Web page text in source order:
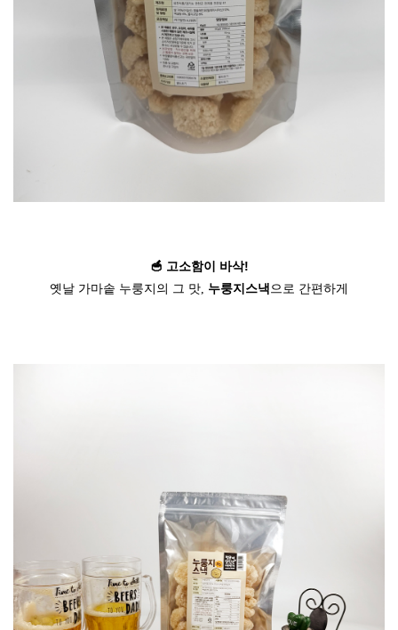
🥣 고소함이 바삭!
옛날 가마솥 누룽지의 그 맛, 누룽지스낵 으로 간편하게